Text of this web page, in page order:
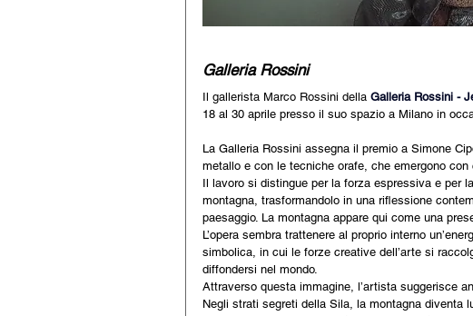
Galleria Rossini
Il gallerista Marco Rossini della Galleria Rossini -
18 al 30 aprile presso il suo spazio a Milano in
La Galleria Rossini assegna il premio a Simone
metallo e con le tecniche orafe, che emergono con
Il lavoro si distingue per la forza espressiva e per
montagna, trasformandolo in una riflessione
paesaggio. La montagna appare qui come una
L’opera sembra trattenere al proprio interno
simbolica, in cui le forze creative dell’arte si
diffondersi nel mondo.
Attraverso questa immagine, l’artista suggerisce
Negli strati segreti della Sila, la montagna diventa